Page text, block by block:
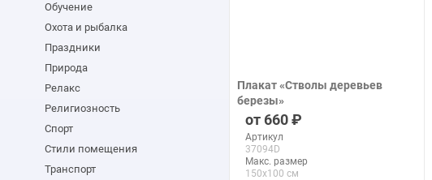
Обучение
Охота и рыбалка
Праздники
Природа
Релакс
Религиозность
Спорт
Стили помещения
Транспорт
Плакат «Стволы деревьев
березы»
печать на бумаге
660
Артикул
37094D
Макс. размер
150x100 см